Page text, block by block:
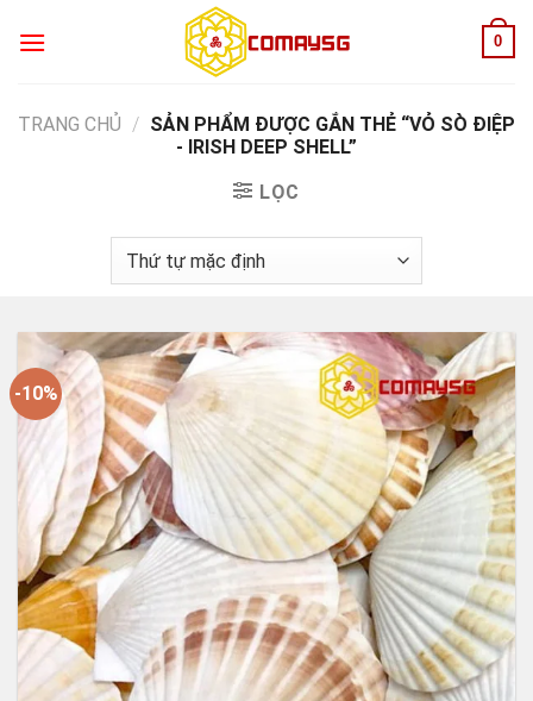
0
TRANG CHỦ / SẢN PHẨM ĐƯỢC GẮN THẺ “VỎ SÒ ĐIỆP
- IRISH DEEP SHELL”
LỌC
-10%